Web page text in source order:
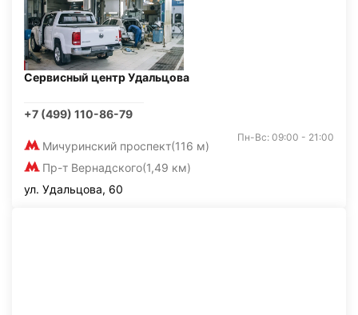
Сервисный центр Удальцова
+7 (499) 110-86-79
Мичуринский проспект(116 м)
Пр-т Вернадского(1,49 км)
Пн-Вс: 09:00 - 21:00
ул. Удальцова, 60